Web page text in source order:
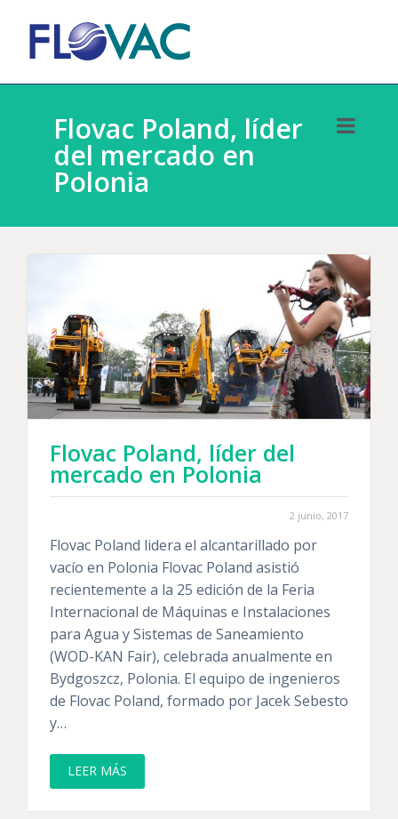
Flovac Poland, líder
del mercado en
Polonia
Flovac Poland, líder del
mercado en Polonia
2 junio, 2017
Flovac Poland lidera el alcantarillado por
vacío en Polonia Flovac Poland asistió
recientemente a la 25 edición de la Feria
Internacional de Máquinas e Instalaciones
para Agua y Sistemas de Saneamiento
(WOD-KAN Fair), celebrada anualmente en
Bydgoszcz, Polonia. El equipo de ingenieros
de Flovac Poland, formado por Jacek Sebesto
y…
LEER MÁS